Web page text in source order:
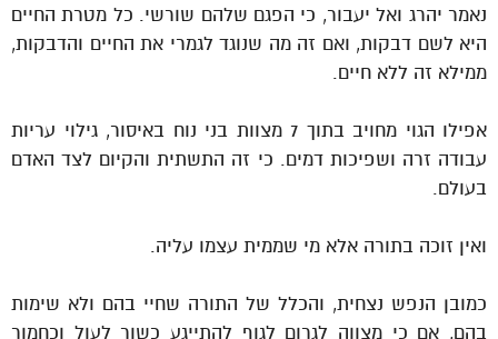
נאמר יהרג ואל יעבור, כי הפגם שלהם שורשי. כל מטרת החיים
היא לשם דבקות, ואם זה מה שנוגד לגמרי את החיים והדבקות,
ממילא זה ללא חיים.
אפילו הגוי מחויב בתוך 7 מצוות בני נוח באיסור, גילוי עריות
עבודה זרה ושפיכות דמים. כי זה התשתית והקיום לצד האדם
בעולם.
ואין זוכה בתורה אלא מי שממית עצמו עליה.
כמובן הנפש נצחית, והכלל של התורה שחיי בהם ולא שימות
בהם, אם כי מצווה לגרום לגוף להתייגע כשור לעול וכחמור